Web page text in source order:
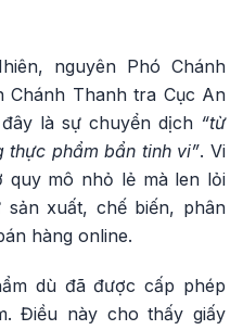
nguyên Phó Chánh
Chánh Thanh tra Cục An
là sự chuyển dịch “từ
thực phẩm bẩn tinh vi”. Vi
quy mô nhỏ lẻ mà len lỏi
xuất, chế biến, phân
hàng online.
dù đã được cấp phép
Điều này cho thấy giấy